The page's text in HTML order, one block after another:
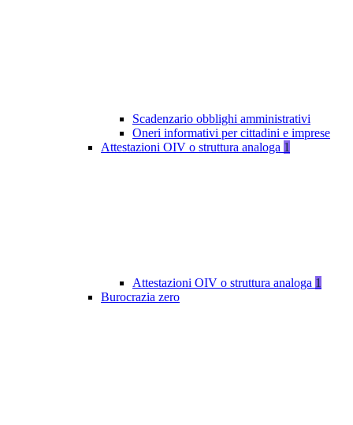
Scadenzario obblighi amministrativi
Oneri informativi per cittadini e imprese
Attestazioni OIV o struttura analoga 1
Attestazioni OIV o struttura analoga 1
Burocrazia zero